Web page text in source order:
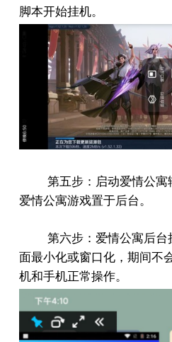
脚本开始挂机。
第五步：启动爱情公
爱情公寓游戏置于后台。
第六步：爱情公寓后
面最小化或窗口化，期间不
机和手机正常操作。